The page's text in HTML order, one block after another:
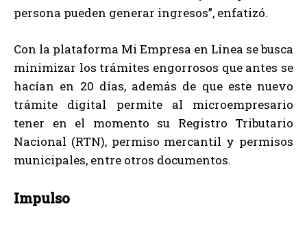
persona pueden generar ingresos”, enfatizó.
Con la plataforma Mi Empresa en Línea se busca
minimizar los trámites engorrosos que antes se
hacían en 20 días, además de que este nuevo
trámite digital permite al microempresario
tener en el momento su Registro Tributario
Nacional (RTN), permiso mercantil y permisos
municipales, entre otros documentos.
Impulso